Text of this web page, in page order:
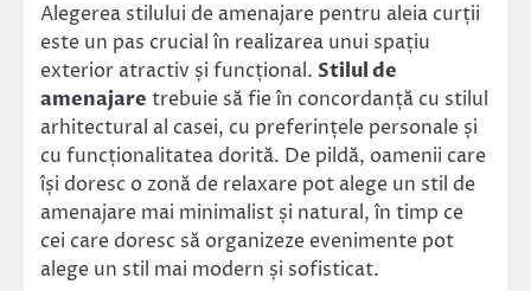
Alegerea stilului de amenajare pentru aleia curții
este un pas crucial în realizarea unui spațiu
exterior atractiv și funcțional. Stilul de
amenajare trebuie să fie în concordanță cu stilul
arhitectural al casei, cu preferințele personale și
cu funcționalitatea dorită. De pildă, oamenii care
își doresc o zonă de relaxare pot alege un stil de
amenajare mai minimalist și natural, în timp ce
cei care doresc să organizeze evenimente pot
alege un stil mai modern și sofisticat.